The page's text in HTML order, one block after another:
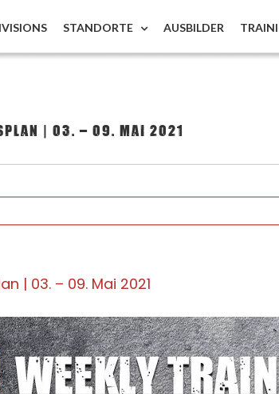
STANDORTE AUSBILDER
| 03. – 09. Mai 2021
| 03. – 09. Mai 2021